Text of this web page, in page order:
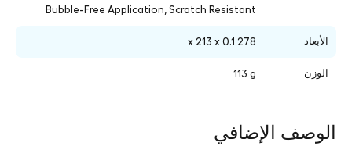
Bubble-Free Application, Scratch Resistant
الأبعاد 278 x 213 x 0.1
الوزن ‎113 g
الوصف الإضافي